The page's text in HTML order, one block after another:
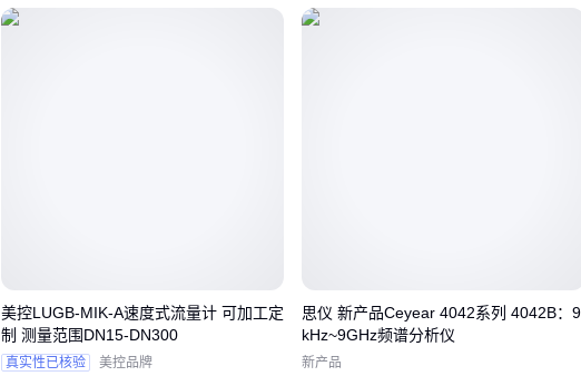
为保障加注精度，建议配套定量润滑脂加注工具。手动加注枪
匀分布。
磨合期监测尤为关键：
美控LUGB-MIK-A速度式流量计 可加工定
制 测量范围DN15-DN300
真实性已核验 美控品牌
思仪 新产品Ceyear 4042系列 4042B：9
kHz~9GHz频谱分析仪
新产品